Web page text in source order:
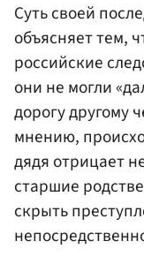
Суть своей
объясняет тем,
российские
они не могли
дорогу другому
мнению,
дядя отрицает
старшие
скрыть